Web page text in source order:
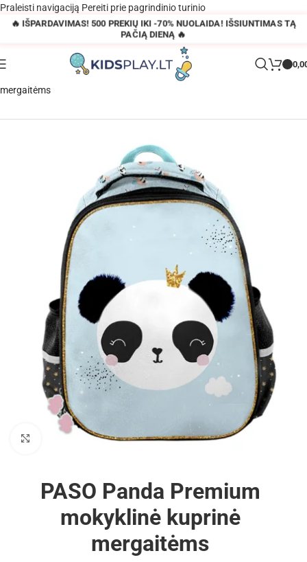
Praleisti navigaciją Pereiti prie pagrindinio turinio
🔥 IŠPARDAVIMAS! 500 PREKIŲ IKI -70% NUOLAIDA! IŠSIUNTIMAS TĄ
PAČIĄ DIENĄ 🔥
Parduotuvė
PASO Panda Premium mokyklinė kuprinė
mergaitėms
PASO Panda Premium
mokyklinė kuprinė
mergaitėms